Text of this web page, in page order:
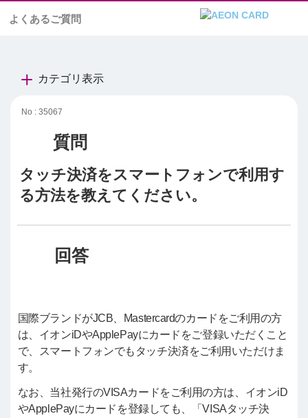
よくあるご質問
カテゴリ表示
No : 35067
タッチ決済をスマートフォンで利用す
る方法を教えてください。
国際ブランドがJCB、Mastercardのカードをご利用の方
は、イオンiDやApplePayにカードをご登録いただくこと
で、スマートフォンでもタッチ決済をご利用いただけま
す。
なお、当社発行のVISAカードをご利用の方は、イオンiD
やApplePayにカードを登録しても、「VISAタッチ決